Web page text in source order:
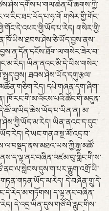
གསེར་གྱི་གོང་
གསེར་གྱི་
ཡིན་ནའང་མི་དེ་ཡིས་གསེར་
ཐབས་ཤེས་ཡོད་དགུ་རྩལ་
དཔེ་གཞན་དག་ཞིག་
ཁོ་རང་གི་མ་འོངས་པའི་ཚོང་གི་མདུན་
མ་
ཡིན་ནའང་ད་དུང་
དེ་ཡང་གནའ་སྔ་མོ་འདྲ་བ་
དེ་བཞིན་གྲུ་དེ་
ད་ལྟ་ནང་བཞིན་
དེ་འདྲ་ཡིན་དུས་གཙོ་བོ་རླུང་གིས་